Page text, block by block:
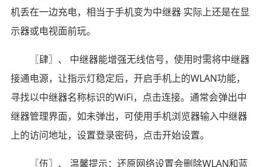
机丢在一边充电，相当于手机变为中继器 实际上还是在显
示器或电视面前玩。
〖肆〗、 中继器能增强无线信号，使用时需将中继器
接通电源，让指示灯稳定后，开启手机上的WLAN功能，
寻找以中继器名称标识的WiFi，点击连接。通常会弹出中
继器管理界面，如未弹出，可使用手机浏览器输入中继器
上的访问地址，设置登录密码，点击开始设置。
〖伍〗、 温馨提示：还原网络设置会删除WLAN和蓝